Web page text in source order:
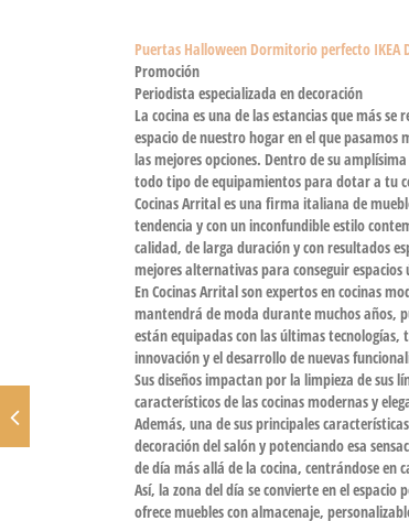
Puertas Halloween Dormitorio perfecto IKEA
Promoción
Periodista especializada en decoración
La cocina es una de las estancias que más se
espacio de nuestro hogar en el que pasamos
las mejores opciones. Dentro de su
todo tipo deequipamientos para dotar a tu
Cocinas Arrital es una firma italiana de
tendencia y con un inconfundible estilo
calidad, de larga duración y con resultados
mejores alternativas para conseguir espacios
En Cocinas Arrital sonexpertos en cocinas
mantendrá de moda durante muchos años,
estánequipadas con las últimas tecnologías,
innovación y el desarrollo de nuevas
Sus diseños impactan por la limpieza de sus
característicos de las cocinas modernas y
Además, una de sus principales
decoración del salón y potenciando esa
de día más allá de la cocina, centrándose en
Así, la zona del día se convierte en el
ofrece muebles con almacenaje,